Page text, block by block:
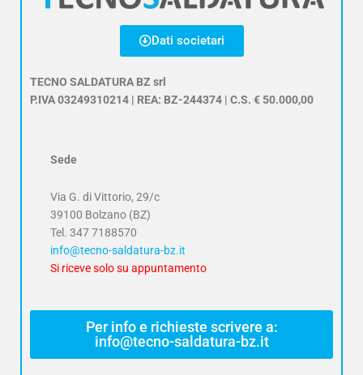
Dati societari
TECNO SALDATURA BZ srl
P.IVA 03249310214 | REA: BZ-244374 | C.S. € 50.000,00
Sede
Via G. di Vittorio, 29/c
39100 Bolzano (BZ)
Tel. 347 7188570
info@tecno-saldatura-bz.it
Si riceve solo su appuntamento
Per info e richieste scrivere a:
info@tecno-saldatura-bz.it